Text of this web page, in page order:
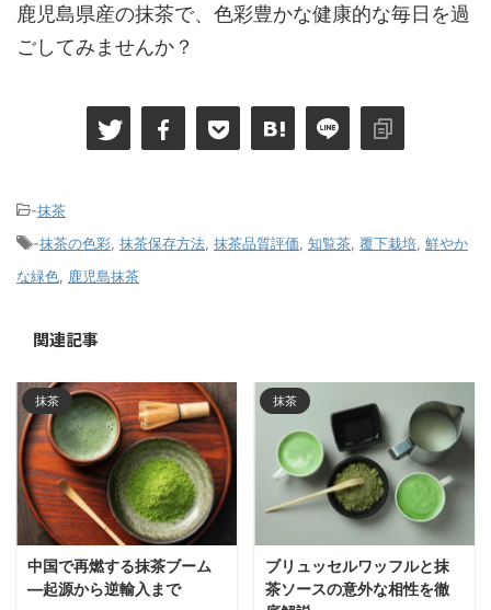
鹿児島県産の抹茶で、色彩豊かな健康的な毎日を過
ごしてみませんか？
-抹茶
-抹茶の色彩 抹茶保存方法 抹茶品質評価 知覧茶 覆下栽培 鮮やか
な緑色
鹿児島抹茶
関連記事
抹茶
中国で再燃する抹茶ブーム
―起源から逆輸入まで
抹茶
ブリュッセルワッフルと抹
茶ソースの意外な相性を徹